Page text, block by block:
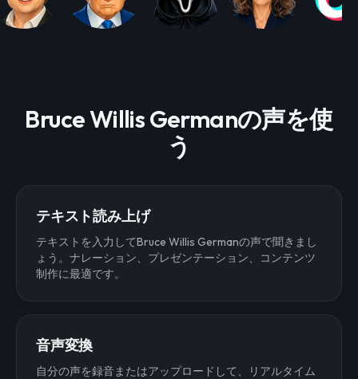
Bruce Willis Germanの声を使
う
テキスト読み上げ
テキストを入力してBruce Willis Germanの声で聞きまし
ょう。ナレーション、プレゼンテーション、コンテンツ
制作に最適です。
音声変換
自分の声を録音またはアップロードして、リアルタイム